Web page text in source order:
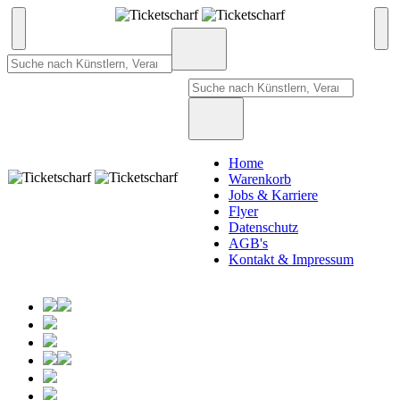
Home
Warenkorb
Jobs & Karriere
Flyer
Datenschutz
AGB's
Kontakt & Impressum